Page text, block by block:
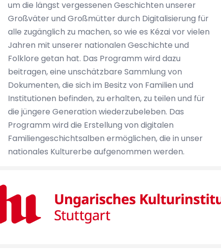
um die längst vergessenen Geschichten unserer
Großväter und Großmütter durch Digitalisierung für
alle zugänglich zu machen, so wie es Kézai vor vielen
Jahren mit unserer nationalen Geschichte und
Folklore getan hat. Das Programm wird dazu
beitragen, eine unschätzbare Sammlung von
Dokumenten, die sich im Besitz von Familien und
Institutionen befinden, zu erhalten, zu teilen und für
die jüngere Generation wiederzubeleben. Das
Programm wird die Erstellung von digitalen
Familiengeschichtsalben ermöglichen, die in unser
nationales Kulturerbe aufgenommen werden.